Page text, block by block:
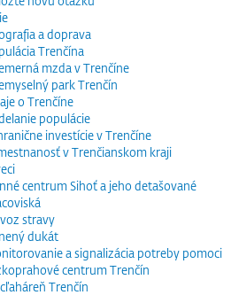
a doprava
Trenčína
mzda v Trenčíne
park Trenčín
o Trenčíne
populácie
investície v Trenčíne
v Trenčianskom kraji
centrum Sihoť a jeho detašované
stravy
dukát
a signalizácia potreby pomoci
centrum Trenčín
Trenčín